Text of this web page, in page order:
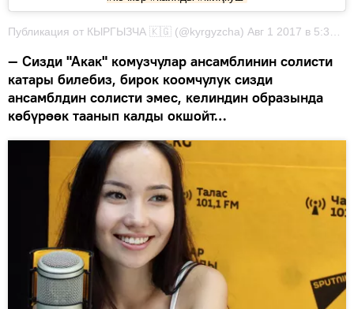
Публикация от КЫРГЫЗЧА 🇰🇬 (@kyrgyzcha) Авг 1 2017 в 5:37 PDT
— Сизди "Акак" комузчулар ансамблинин солисти
катары билебиз, бирок коомчулук сизди
ансамблдин солисти эмес, келиндин образында
көбүрөөк таанып калды окшойт…